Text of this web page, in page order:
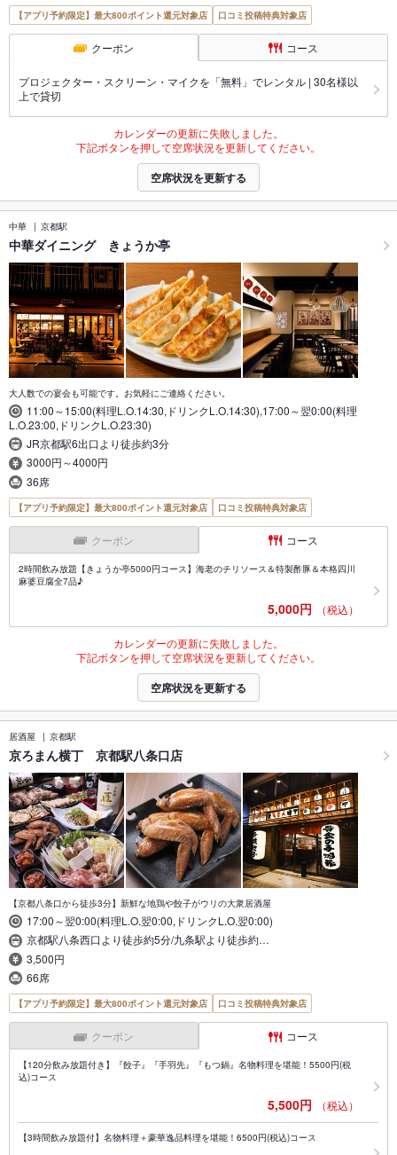
【アプリ予約限定】最大800ポイント還元対象店 口コミ投稿特典対象店
クーポン コース
プロジェクター・スクリーン・マイクを「無料」でレンタル | 30名様以
上で貸切
カレンダーの更新に失敗しました。
下記ボタンを押して空席状況を更新してください。
空席状況を更新する
中華 京都駅
中華ダイニング きょうか亭
大人数での宴会も可能です。お気軽にご連絡ください。
11:00～15:00(料理L.O.14:30,ドリンクL.O.14:30),17:00～翌0:00(料理
L.O.23:00,ドリンクL.O.23:30)
JR京都駅6出口より徒歩約3分
3000円～4000円
36席
【アプリ予約限定】最大800ポイント還元対象店 口コミ投稿特典対象店
クーポン コース
2時間飲み放題【きょうか亭5000円コース】海老のチリソース＆特製酢豚＆本格四川
麻婆豆腐全7品♪
5,000円 （税込）
カレンダーの更新に失敗しました。
下記ボタンを押して空席状況を更新してください。
空席状況を更新する
居酒屋 京都駅
京ろまん横丁 京都駅八条口店
【京都八条口から徒歩3分】新鮮な地鶏や餃子がウリの大衆居酒屋
17:00～翌0:00(料理L.O.翌0:00,ドリンクL.O.翌0:00)
京都駅八条西口より徒歩約5分/九条駅より徒歩約…
3,500円
66席
【アプリ予約限定】最大800ポイント還元対象店 口コミ投稿特典対象店
クーポン コース
【120分飲み放題付き】『餃子』『手羽先』『もつ鍋』名物料理を堪能！5500円(税
込)コース
5,500円 （税込）
【3時間飲み放題付】名物料理＋豪華逸品料理を堪能！6500円(税込)コース